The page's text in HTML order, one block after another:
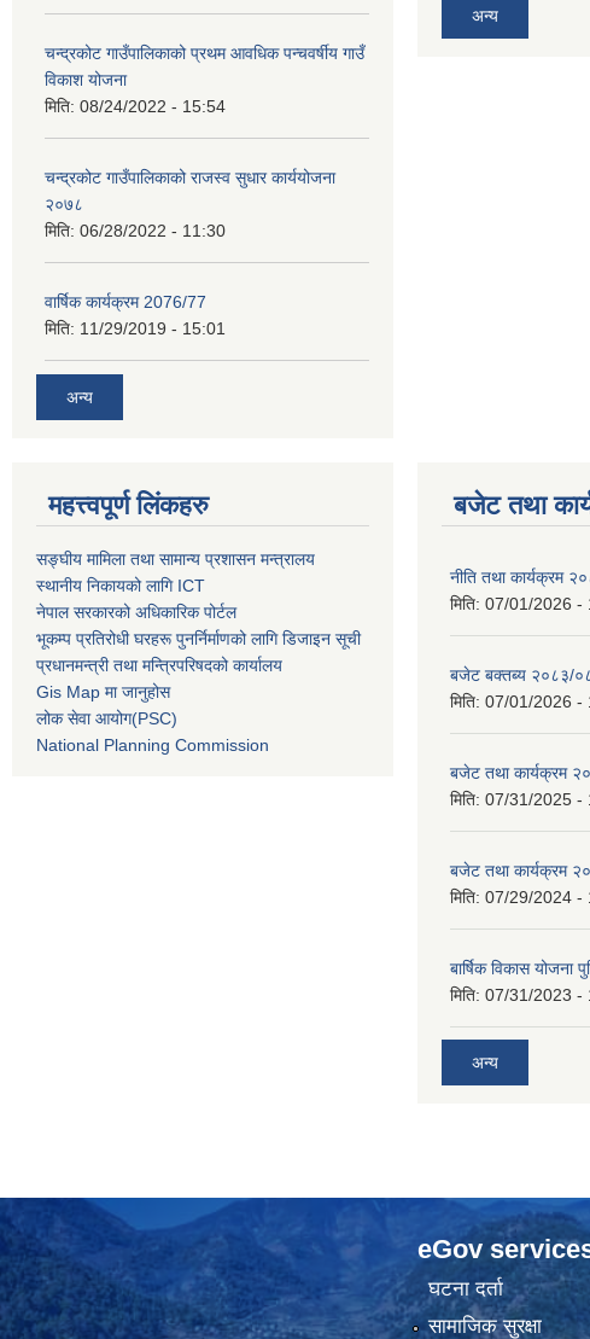
चन्द्रकोट गाउँपालिकाको प्रथम आवधिक पन्चवर्षीय गाउँ
विकाश योजना
मिति: 08/24/2022 - 15:54
चन्द्रकोट गाउँपालिकाको राजस्व सुधार कार्ययोजना
२०७८
मिति: 06/28/2022 - 11:30
वार्षिक कार्यक्रम 2076/77
मिति: 11/29/2019 - 15:01
अन्य
अन्य
महत्त्वपूर्ण लिंकहरु
सङ्घीय मामिला तथा सामान्य प्रशासन मन्त्रालय
स्थानीय निकायको लागि ICT
नेपाल सरकारको अधिकारिक पोर्टल
भूकम्प प्रतिरोधी घरहरू पुनर्निर्माणको लागि डिजाइन सूची
प्रधानमन्त्री तथा मन्त्रिपरिषदको कार्यालय
Gis Map मा जानुहोस
लोक सेवा आयोग(PSC)
National Planning Commission
बजेट तथा
नीति तथा कार्यक्रम
मिति: 07/01/2026 -
बजेट बक्तब्य २०८३/
मिति: 07/01/2026 -
बजेट तथा कार्यक्रम
मिति: 07/31/2025 -
बजेट तथा कार्यक्रम
मिति: 07/29/2024 -
बार्षिक विकास
मिति: 07/31/2023 -
अन्य
eGov
घटना दर्ता
सामाजिक सुरक्षा